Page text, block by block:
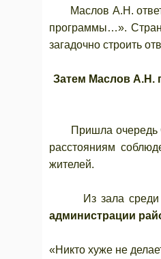
Маслов А.Н.
программы…».
загадочно строить
Затем Маслов А.Н.
Пришла очередь
расстояниям
жителей.
Из зала среди
администрации
«Никто хуже не